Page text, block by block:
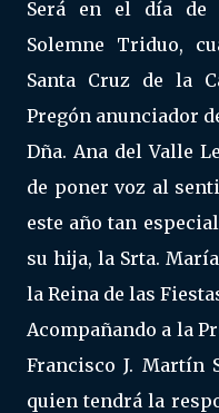
Será en el día de
Solemne Triduo,
Santa Cruz de la
Pregón anunciador
Dña. Ana del Valle
de poner voz al
este año tan
su hija, la Srta.
la Reina de las
Acompañando a la
Francisco J. Martín
quien tendrá la